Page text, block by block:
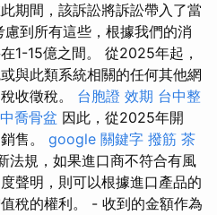
期間，該訴訟將訴訟帶入了當
慮到所有這些，根據我們的消
1-15億之間。 從2025年起，
與此類系統相關的任何其他網
收徵稅。 台胞證 效期 台中整
喬骨盆 因此，從2025年開
售。 google 關鍵字 撥筋 茶
法規，如果進口商不符合有風
聲明，則可以根據進口產品的
稅的權利。 - 收到的金額作為